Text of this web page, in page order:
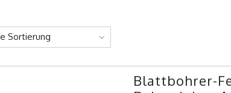
Sortierung
Blattbohrer-